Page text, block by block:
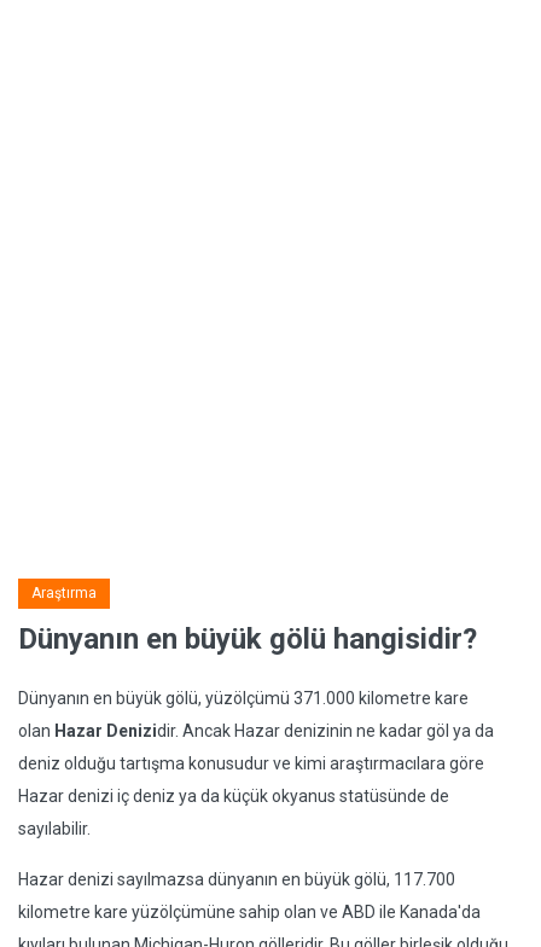
Araştırma
Dünyanın en büyük gölü hangisidir?
Dünyanın en büyük gölü, yüzölçümü 371.000 kilometre kare
olan Hazar Denizidir. Ancak Hazar denizinin ne kadar göl ya da
deniz olduğu tartışma konusudur ve kimi araştırmacılara göre
Hazar denizi iç deniz ya da küçük okyanus statüsünde de
sayılabilir.
Hazar denizi sayılmazsa dünyanın en büyük gölü, 117.700
kilometre kare yüzölçümüne sahip olan ve ABD ile Kanada'da